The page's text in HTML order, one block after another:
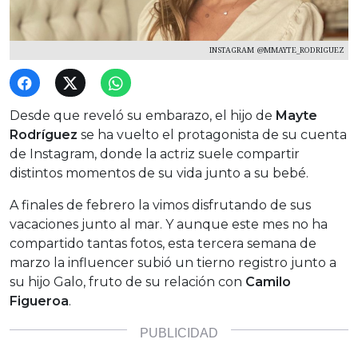
INSTAGRAM @MMAYTE_RODRIGUEZ
Desde que reveló su embarazo, el hijo de Mayte
Rodríguez se ha vuelto el protagonista de su cuenta
de Instagram, donde la actriz suele compartir
distintos momentos de su vida junto a su bebé.
A finales de febrero la vimos disfrutando de sus
vacaciones junto al mar. Y aunque este mes no ha
compartido tantas fotos, esta tercera semana de
marzo la influencer subió un tierno registro junto a
su hijo Galo, fruto de su relación con Camilo
Figueroa.